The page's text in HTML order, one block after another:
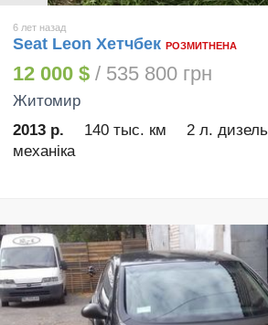
6 лет назад
Seat Leon Хетчбек РОЗМИТНЕНА
12 000 $ / 535 800 грн
Житомир
2013 р.
140 тыс. км 2 л. дизель
механіка